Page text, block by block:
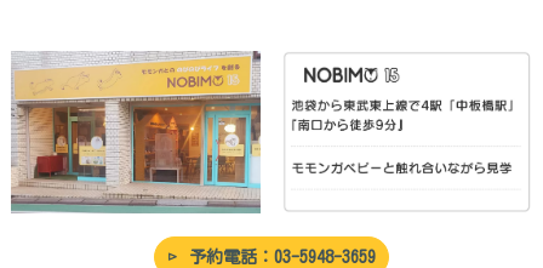
予約電話：03-5948-3659